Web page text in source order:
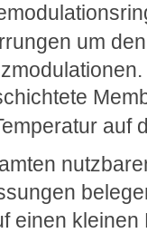
um
auf
einen